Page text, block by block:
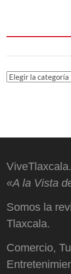
Categorías
«A la Vista
Somos la
Tlaxcala.
Comercio,